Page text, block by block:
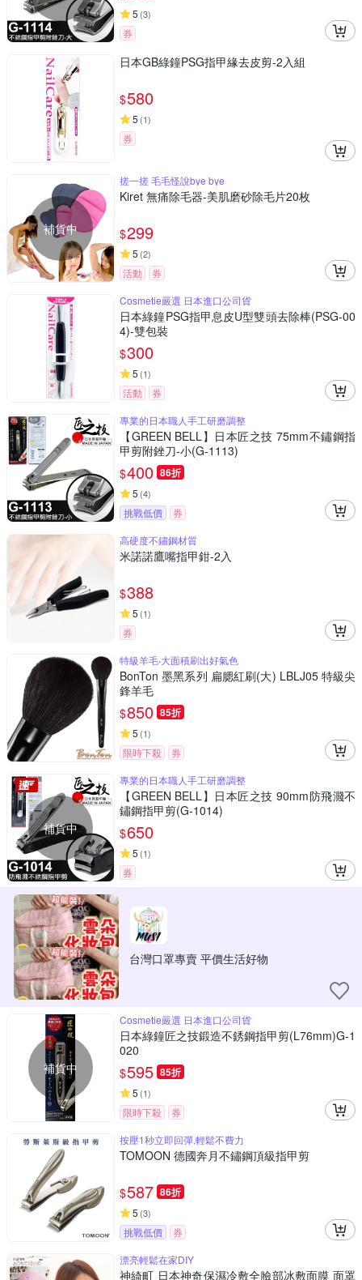
5 (3)
券
日本GB綠鐘PSG指甲緣去皮剪-2入組
$580
5 (1)
券
補貨中
搓一搓 毛毛怪說bye bye
Kiret 無痛除毛器-美肌磨砂除毛片20枚
$299
5 (2)
活動
券
Cosmetie嚴選 日本進口公司貨
日本綠鐘PSG指甲息皮U型雙頭去除棒(PSG-00
4)-雙包裝
$300
5 (1)
活動
券
專業的日本職人手工研磨調整
【GREEN BELL】日本匠之技 75mm不鏽鋼指
甲剪附銼刀-小(G-1113)
$400 86折
5 (4)
挑戰低價
券
高硬度不鏽鋼材質
米諾諾鷹嘴指甲鉗-2入
$388
5 (1)
券
特級羊毛‧大面積刷出好氣色
BonTon 墨黑系列 扁腮紅刷(大) LBLJ05 特級尖
鋒羊毛
$850 85折
5 (1)
限時下殺 券
補貨中
專業的日本職人手工研磨調整
【GREEN BELL】日本匠之技 90mm防飛濺不
鏽鋼指甲剪(G-1014)
$650
5 (1)
券
台灣口罩專賣 平價生活好物
補貨中
Cosmetie嚴選 日本進口公司貨
日本綠鐘匠之技鍛造不銹鋼指甲剪(L76mm)G-1
020
$595 85折
5 (1)
限時下殺
券
按壓1秒立即回彈,輕鬆不費力
TOMOON 德國奔月不鏽鋼頂級指甲剪
$587 86折
5 (3)
挑戰低價
券
漂亮輕鬆在家DIY
神綺町 日本神奇保濕冷敷全臉部冰敷面膜 面罩